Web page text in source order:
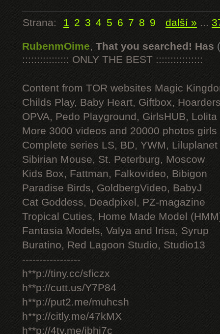
Strana: 1 2 3 4 5 6 7 8 9 další » ...
RubenmOime, That you searched! Has
:::::::::::::::: ONLY THE BEST ::::::::::::::::
Content from TOR websites Magic
Childs Play, Baby Heart, Giftbox,
OPVA, Pedo Playground, GirlsHUB, Lolita
More 3000 videos and 20000 photos
Complete series LS, BD, YWM, Liluplanet
Sibirian Mouse, St. Peterburg, Moscow
Kids Box, Fattman, Falkovideo, Bibigon
Paradise Birds, GoldbergVideo, BabyJ
Cat Goddess, Deadpixel, PZ-magazine
Tropical Cuties, Home Made Model
Fantasia Models, Valya and Irisa, Syrup
Buratino, Red Lagoon Studio, Studio13
-----------------
h**p://tiny.cc/sficzx
h**p://cutt.us/Y7P84
h**p://put2.me/muhcsh
h**p://citly.me/47kMX
h**p://4ty.me/ibhi7c